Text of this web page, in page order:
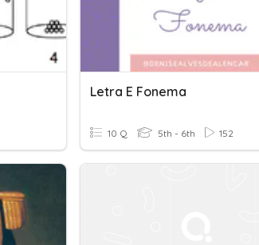
Letra E Fonema
10 Q 5th - 6th 152